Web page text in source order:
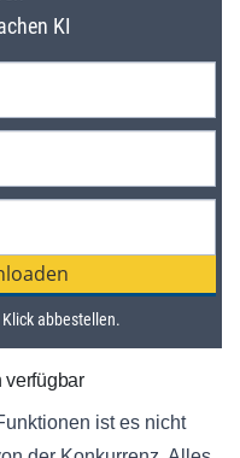
verfügbar
ist es nicht